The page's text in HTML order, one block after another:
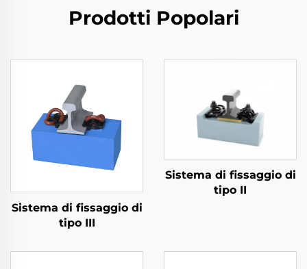
Prodotti Popolari
Sistema di fissaggio di
tipo III
Sistema di fissaggio di
tipo II